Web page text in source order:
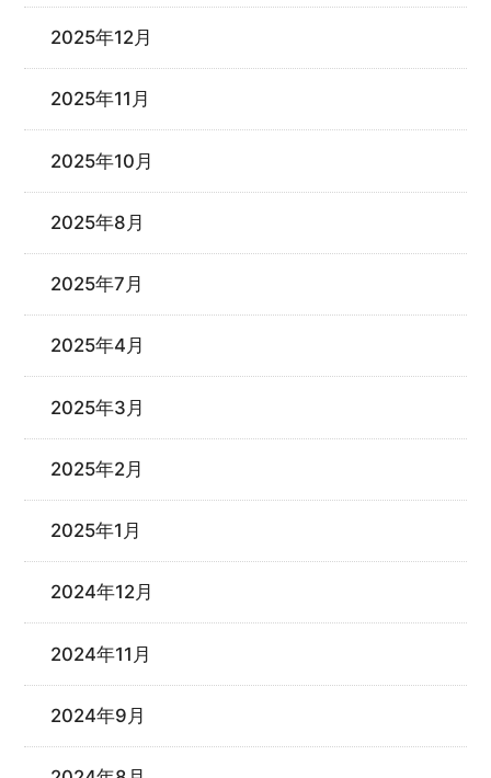
2025年12月
2025年11月
2025年10月
2025年8月
2025年7月
2025年4月
2025年3月
2025年2月
2025年1月
2024年12月
2024年11月
2024年9月